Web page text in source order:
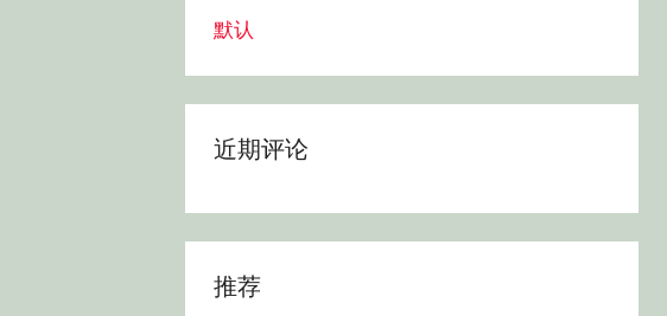
默认
近期评论
推荐